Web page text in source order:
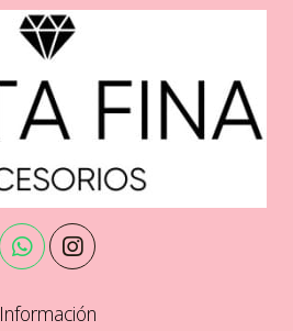
Información